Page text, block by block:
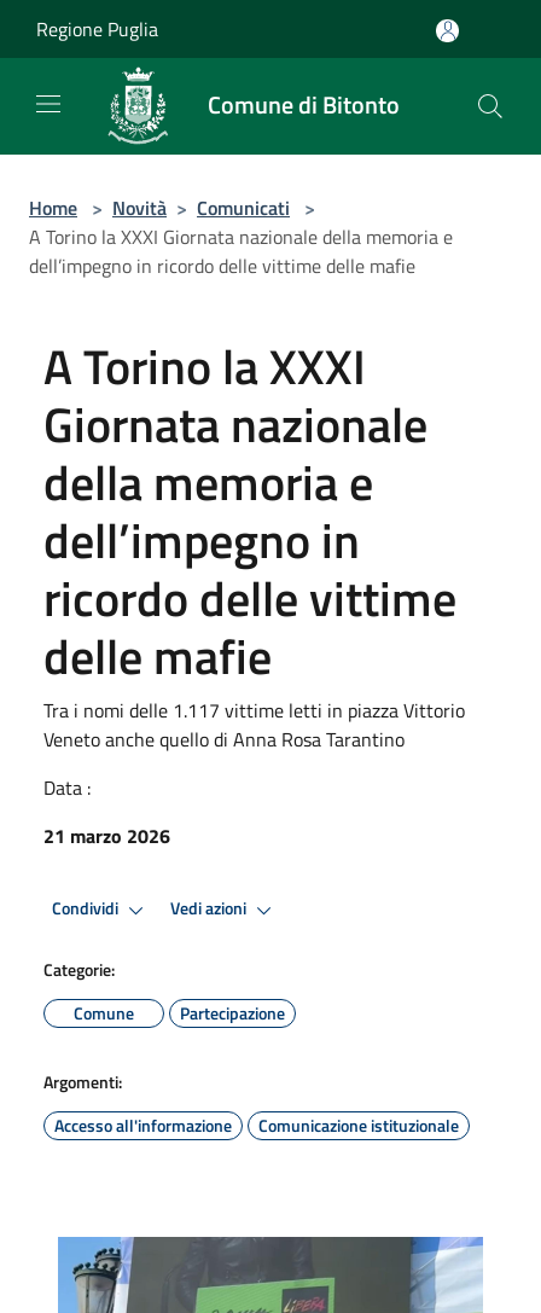
Regione Puglia
Comune di Bitonto
Home > Novità > Comunicati >
A Torino la XXXI Giornata nazionale della memoria e
dell’impegno in ricordo delle vittime delle mafie
A Torino la XXXI
Giornata nazionale
della memoria e
dell’impegno in
ricordo delle vittime
delle mafie
Tra i nomi delle 1.117 vittime letti in piazza Vittorio
Veneto anche quello di Anna Rosa Tarantino
Data :
21 marzo 2026
Condividi Vedi azioni
Categorie:
Comune
Partecipazione
Argomenti:
Accesso all'informazione
Comunicazione istituzionale